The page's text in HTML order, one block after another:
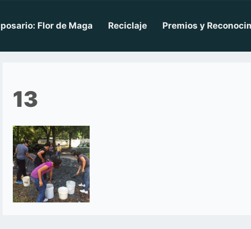
Flor de Maga Reciclaje Premios y
13